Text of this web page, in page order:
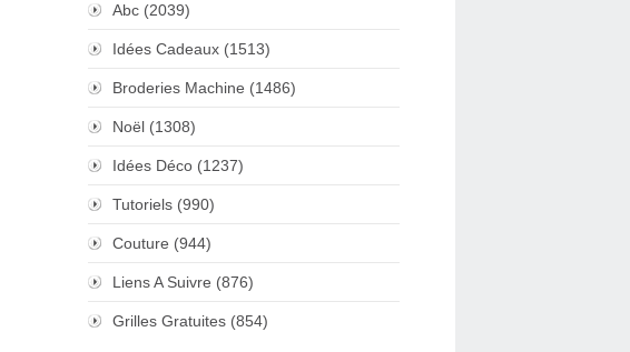
Abc (2039)
Idées Cadeaux (1513)
Broderies Machine (1486)
Noël (1308)
Idées Déco (1237)
Tutoriels (990)
Couture (944)
Liens A Suivre (876)
Grilles Gratuites (854)